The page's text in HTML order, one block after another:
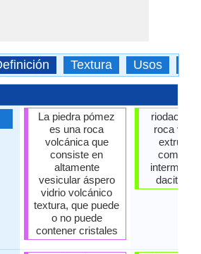
Textura Usos
La piedra pómez
es una roca
volcánica que
consiste en
altamente
vesicular áspero
vidrio volcánico
textura, que puede
o no puede
contener cristales
riodacita
roca
intermedia
dacita y